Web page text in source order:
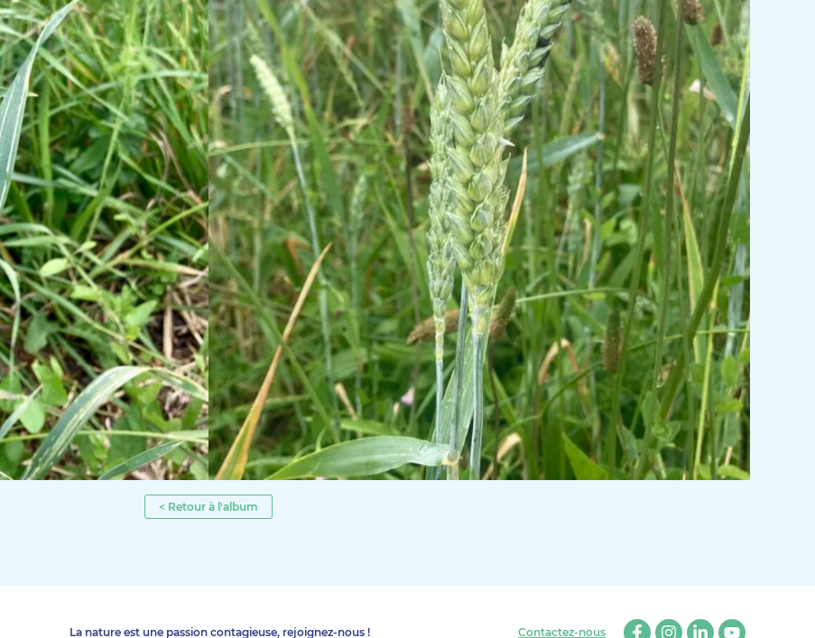
< Retour à l'album
La nature est une passion contagieuse, rejoignez-nous ! Contactez-nous